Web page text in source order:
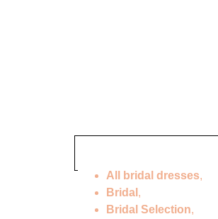
All bridal dresses,
Bridal ,
Bridal Selection,